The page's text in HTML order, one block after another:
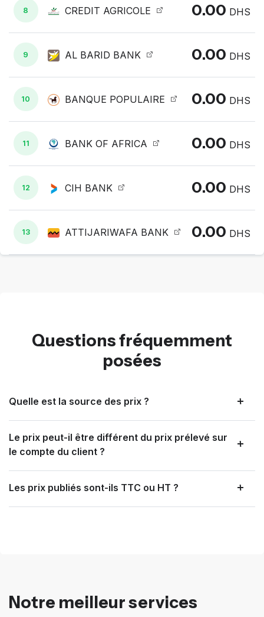
8 CREDIT AGRICOLE 0.00 DHS
9 AL BARID BANK 0.00 DHS
10 BANQUE POPULAIRE 0.00 DHS
11 BANK OF AFRICA 0.00 DHS
12 CIH BANK 0.00 DHS
13 ATTIJARIWAFA BANK 0.00 DHS
Questions fréquemment
posées
Quelle est la source des prix ?
Le prix peut-il être différent du prix prélevé sur
le compte du client ?
Les prix publiés sont-ils TTC ou HT ?
Notre meilleur services